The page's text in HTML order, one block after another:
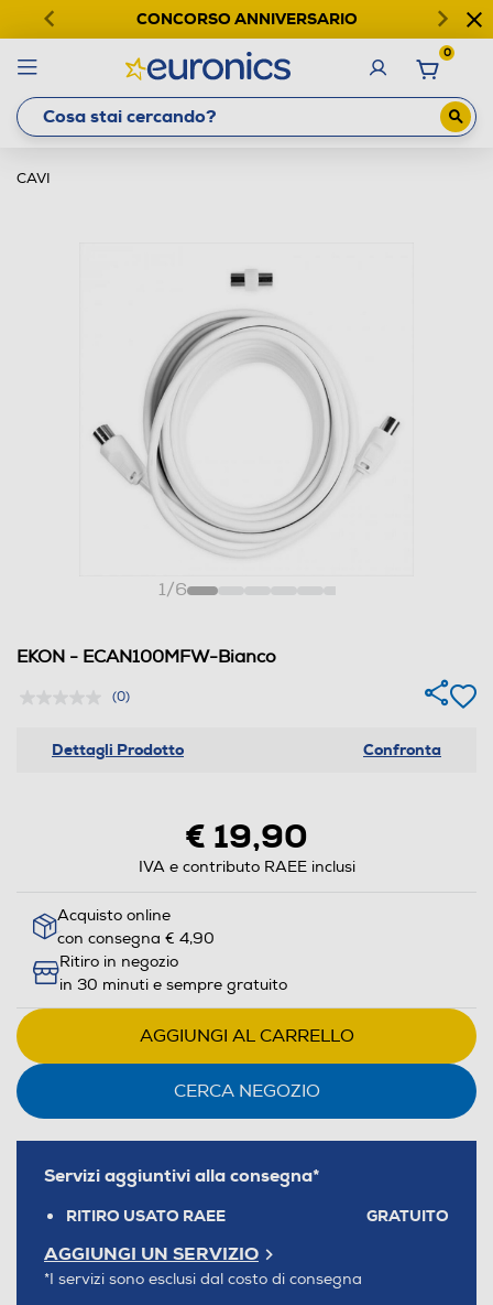
CONCORSO ANNIVERSARIO
0
CAVI
1/6
EKON - ECAN100MFW-Bianco
(0)
Dettagli Prodotto Confronta
€ 19,90
IVA e contributo RAEE inclusi
Acquisto online
con consegna € 4,90
Ritiro in negozio
in 30 minuti e sempre gratuito
AGGIUNGI AL CARRELLO
CERCA NEGOZIO
Servizi aggiuntivi alla consegna*
RITIRO USATO RAEE GRATUITO
AGGIUNGI UN SERVIZIO
*I servizi sono esclusi dal costo di consegna